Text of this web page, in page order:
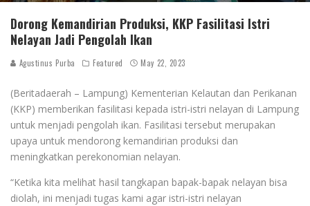
Dorong Kemandirian Produksi, KKP Fasilitasi Istri
Nelayan Jadi Pengolah Ikan
Agustinus Purba Featured May 22, 2023
(Beritadaerah – Lampung) Kementerian Kelautan dan Perikanan
(KKP) memberikan fasilitasi kepada istri-istri nelayan di Lampung
untuk menjadi pengolah ikan. Fasilitasi tersebut merupakan
upaya untuk mendorong kemandirian produksi dan
meningkatkan perekonomian nelayan.
“Ketika kita melihat hasil tangkapan bapak-bapak nelayan bisa
diolah, ini menjadi tugas kami agar istri-istri nelayan